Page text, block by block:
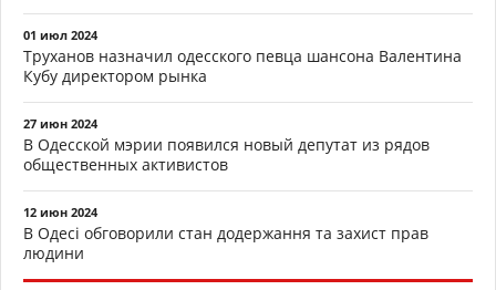
01 июл 2024
Труханов назначил одесского певца шансона Валентина
Кубу директором рынка
27 июн 2024
В Одесской мэрии появился новый депутат из рядов
общественных активистов
12 июн 2024
В Одесі обговорили стан додержання та захист прав
людини